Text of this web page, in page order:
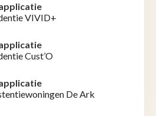
VIVID+
Cust’O
De Ark